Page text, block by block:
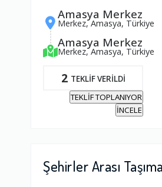
Amasya Merkez
Merkez, Amasya, Türkiye
Amasya Merkez
Merkez, Amasya, Türkiye
2 TEKLİF VERİLDİ
TEKLİF TOPLANIYOR
İNCELE
Şehirler Arası Taşıma